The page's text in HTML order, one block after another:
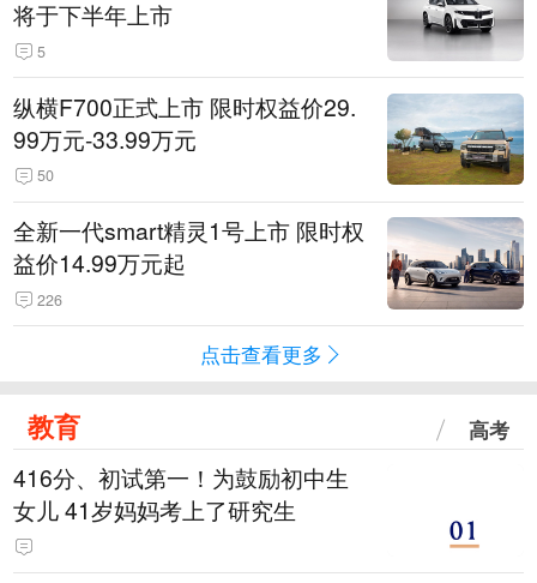
将于下半年上市
5
纵横F700正式上市 限时权益价29.
99万元-33.99万元
50
全新一代smart精灵1号上市 限时权
益价14.99万元起
226
点击查看更多
教育 高考
416分、初试第一！为鼓励初中生
女儿 41岁妈妈考上了研究生